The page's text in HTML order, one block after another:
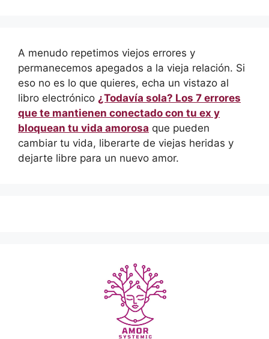
A menudo repetimos viejos errores y
permanecemos apegados a la vieja relación. Si
eso no es lo que quieres, echa un vistazo al
libro electrónico ¿Todavía sola? Los 7 errores
que te mantienen conectado con tu ex y
bloquean tu vida amorosa que pueden
cambiar tu vida, liberarte de viejas heridas y
dejarte libre para un nuevo amor.